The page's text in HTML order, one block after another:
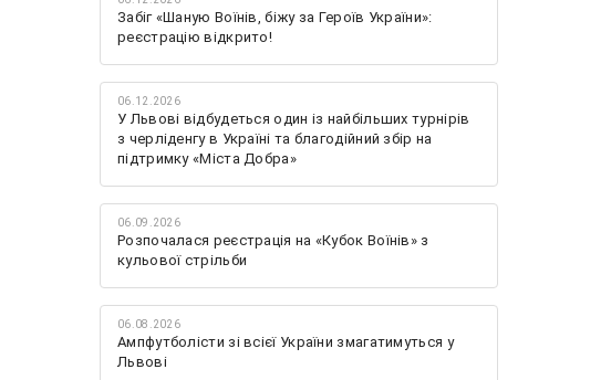
Забіг «Шаную Воїнів, біжу за Героїв України»:
реєстрацію відкрито!
06.12.2026
У Львові відбудеться один із найбільших турнірів
з черліденгу в Україні та благодійний збір на
підтримку «Міста Добра»
06.09.2026
Розпочалася реєстрація на «Кубок Воїнів» з
кульової стрільби
06.08.2026
Ампфутболісти зі всієї України змагатимуться у
Львові